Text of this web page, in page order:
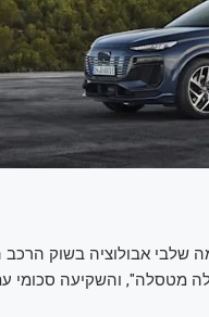
שלבי אבולוציה בשוק
מטסלה", והשקיעה סכומי